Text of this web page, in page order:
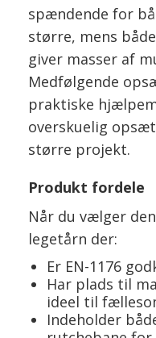
spændende for
større, mens
giver masser af
Medfølgende
praktiske
overskuelig
større projekt.
Produkt fordele
Når du vælger
legetårn der:
Er EN-1176
Har plads til
ideel til
Indeholder